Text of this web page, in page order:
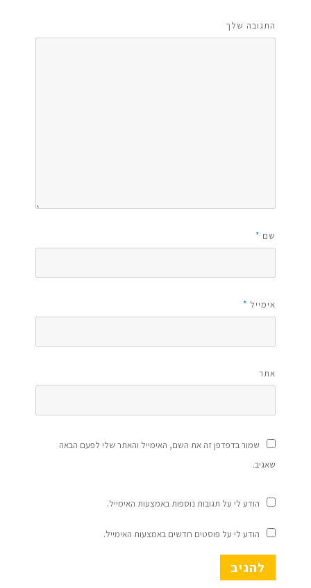
התגובה שלך
שם *
אימייל *
אתר
שמור בדפדפן זה את השם, האימייל והאתר שלי לפעם הבאה
שאגיב.
הודע לי על תגובות נוספות באמצעות האימייל.
הודע לי על פוסטים חדשים באמצעות האימייל.